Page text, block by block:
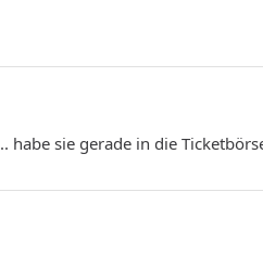
sie gerade in die